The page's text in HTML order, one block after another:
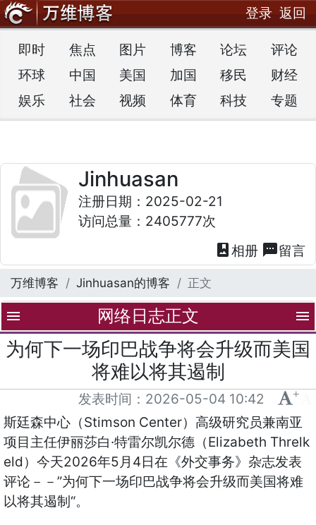
登录 返回
即时 焦点 图片 博客 论坛
评论
环球
中国 美国 加国 移民
财经
娱乐
社会 视频 体育 科技 专题
Jinhuasan
注册日期：2025-02-21
访问总量：2405777次
photo_album 相册 textsms留言
万维博客 Jinhuasan的博客 正文
menu 网络日志正文 menu
为何下一场印巴战争将会升级而美国
将难以将其遏制
发表时间： 2026-05-04 10:42 +
斯廷森中心（Stimson Center）高级研究员兼南亚
项目主任伊丽莎白·特雷尔凯尔德（Elizabeth Threlk
eld）今天2026年5 月 4 日在《外交事务》杂志发表
评论－－ ”为何下一场印巴战争将会升级而美国将难
以将其遏制 “。